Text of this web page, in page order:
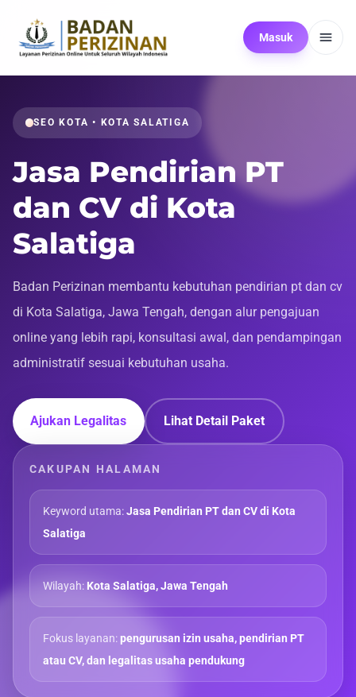
Masuk
SEO KOTA • KOTA SALATIGA
Jasa Pendirian PT
dan CV di Kota
Salatiga
Badan Perizinan membantu kebutuhan pendirian pt dan cv
di Kota Salatiga, Jawa Tengah, dengan alur pengajuan
online yang lebih rapi, konsultasi awal, dan pendampingan
administratif sesuai kebutuhan usaha.
Ajukan Legalitas Lihat Detail Paket
CAKUPAN HALAMAN
Keyword utama:Jasa Pendirian PT dan CV di Kota
Salatiga
Wilayah:Kota Salatiga, Jawa Tengah
Fokus layanan:pengurusan izin usaha, pendirian PT
atau CV, dan legalitas usaha pendukung